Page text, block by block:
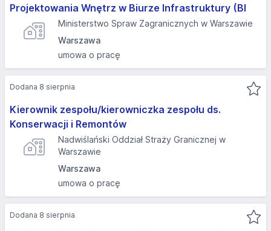
Projektowania Wnętrz w Biurze Infrastruktury (BI
Ministerstwo Spraw Zagranicznych w Warszawie
Warszawa
umowa o pracę
Kierownik zespołu/kierowniczka zespołu ds.
Konserwacji i Remontów
Nadwiślański Oddział Straży Granicznej w
Warszawie
Warszawa
umowa o pracę
Dodana 8 sierpnia
Dodana 8 sierpnia